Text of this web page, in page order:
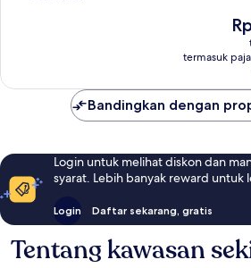
termasuk
Bandingkan dengan
Login untuk melihat diskon dan
syarat. Lebih banyak reward untuk
Login Daftar sekarang, gratis
Tentang kawasan